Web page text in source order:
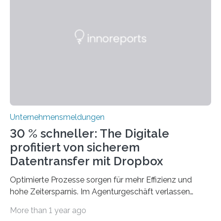
traditionelle Geschäftsprozesse in vielerlei Hinsicht
Unternehmensmeldungen
30 % schneller: The Digitale
profitiert von sicherem
Datentransfer mit Dropbox
Optimierte Prozesse sorgen für mehr Effizienz und
hohe Zeitersparnis. Im Agenturgeschäft verlassen
machen sich auf den Weg zu Kunden oder Partnern.
More than 1 year ago